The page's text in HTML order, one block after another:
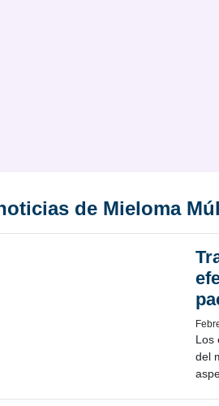
de Mieloma
Los
del